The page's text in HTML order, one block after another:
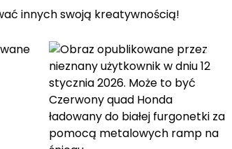
innych swoją kreatywnością!